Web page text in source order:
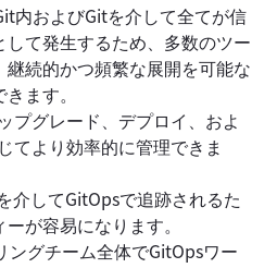
内およびGitを介して全てが信
て発生するため、多数のツー
続的かつ頻繁な展開を可能な
ます。
プグレード、デプロイ、およ
てより効率的に管理できま
介してGitOpsで追跡されるた
が容易になります。
ングチーム全体でGitOpsワー